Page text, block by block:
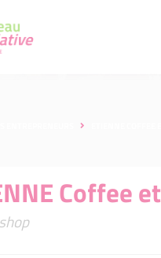
Coffee